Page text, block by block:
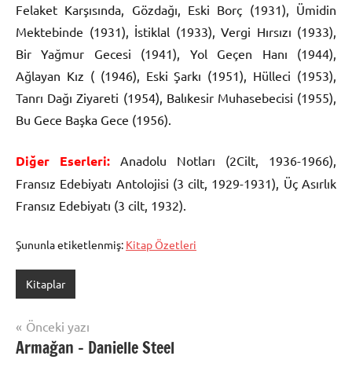
Felaket Karşısında, Gözdağı, Eski Borç (1931), Ümidin
Mektebinde (1931), İstiklal (1933), Vergi Hırsızı (1933),
Bir Yağmur Gecesi (1941), Yol Geçen Hanı (1944),
Ağlayan Kız ( (1946), Eski Şarkı (1951), Hülleci (1953),
Tanrı Dağı Ziyareti (1954), Balıkesir Muhasebecisi (1955),
Bu Gece Başka Gece (1956).
Diğer Eserleri:
Anadolu Notları (2Cilt, 1936-1966),
Fransız Edebiyatı Antolojisi (3 cilt, 1929-1931), Üç Asırlık
Fransız Edebiyatı (3 cilt, 1932).
Şununla etiketlenmiş: Kitap Özetleri
Kitaplar
Yazı
gezinmesi
Önceki yazı
Armağan – Danielle Steel